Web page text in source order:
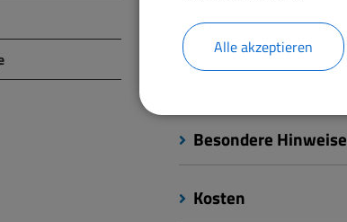
Voraussetzungen
Besondere Hinweise
Kosten
Alle akzeptieren